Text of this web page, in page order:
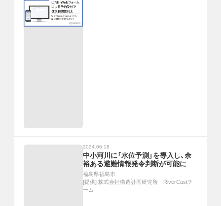
2024.06.18
中小河川に「水位予測」を導入し、余
裕ある避難情報発令判断が可能に
福島県福島市
[提供] 株式会社構造計画研究所 RiverCastチ
ーム